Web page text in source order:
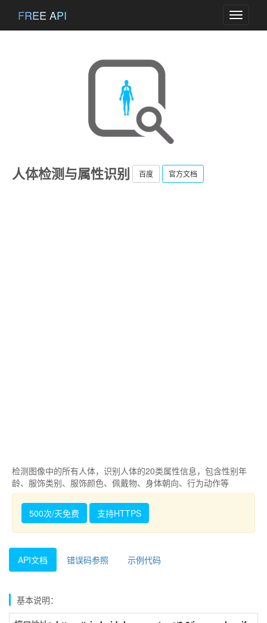
Toggle
FREE API
人体检测与属性识别 百度 官方文档
检测图像中的所有人体，识别人体的20类属性信息，包含性别年
龄、服饰类别、服饰颜色、佩戴物、身体朝向、行为动作等
500次/天免费 支持HTTPS
API文档 错误码参照 示例代码
基本说明：